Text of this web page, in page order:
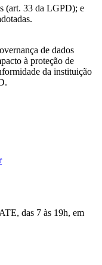
(art. 33 da LGPD); e
de dados
à proteção de
da instituição
das 7 às 19h, em